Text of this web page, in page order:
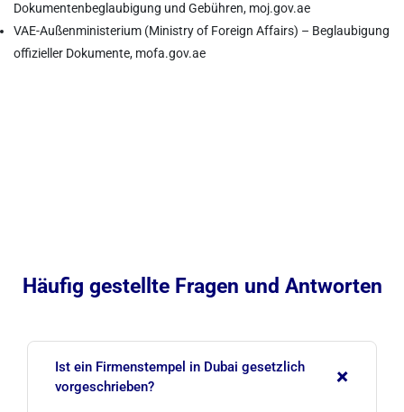
Dokumentenbeglaubigung und Gebühren, moj.gov.ae
VAE-Außenministerium (Ministry of Foreign Affairs) – Beglaubigung
offizieller Dokumente, mofa.gov.ae
Häufig gestellte Fragen und Antworten
Ist ein Firmenstempel in Dubai gesetzlich
vorgeschrieben?
+